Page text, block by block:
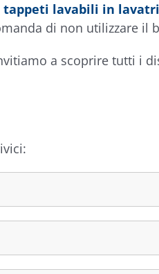
tappeti lavabili in
di non utilizzare il
a scoprire tutti i